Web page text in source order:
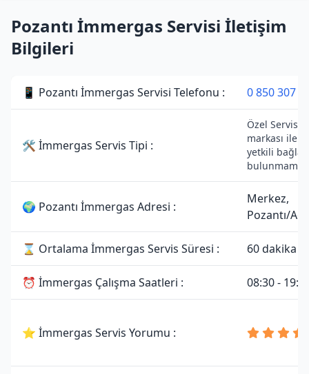
Pozantı İmmergas Servisi İletişim
Bilgileri
📱 Pozantı İmmergas Servisi Telefonu : 0 850 307
🛠 İmmergas Servis Tipi :
Özel
markası ile
yetkili
🌍 Pozantı İmmergas Adresi :
Merkez,
Pozantı/
⌛ Ortalama İmmergas Servis Süresi : 60 dakika
⏰ İmmergas Çalışma Saatleri : 08:30 -
⭐ İmmergas Servis Yorumu :